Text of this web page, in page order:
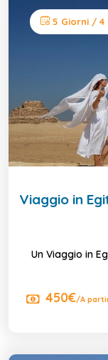
5 Giorni /
Viaggio in
Un Viaggio in
450€/A